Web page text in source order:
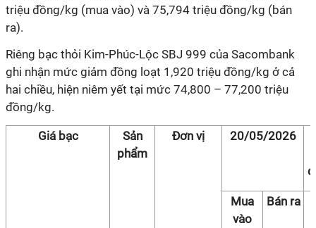
triệu đồng/kg (mua vào) và 75,794 triệu đồng/kg (bán
ra).
Riêng bạc thỏi Kim-Phúc-Lộc SBJ 999 của Sacombank
ghi nhận mức giảm đồng loạt 1,920 triệu đồng/kg ở cả
hai chiều, hiện niêm yết tại mức 74,800 – 77,200 triệu
đồng/kg.
Giá bạc
Sản
phẩm
Đơn vị 20/05/2026
Mua
vào
Bán ra